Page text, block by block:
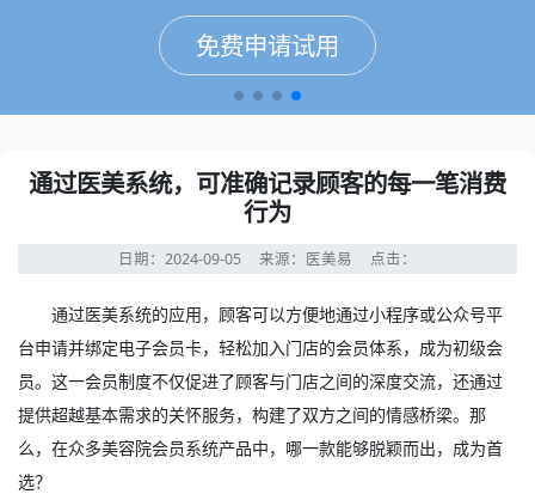
免费申请试用
免费申请试用
免费申请试用
免费申请试用
通过医美系统，可准确记录顾客的每一笔消费
行为
日期：2024-09-05 来源：医美易 点击：
通过医美系统的应用，顾客可以方便地通过小程序或公众号平
台申请并绑定电子会员卡，轻松加入门店的会员体系，成为初级会
员。这一会员制度不仅促进了顾客与门店之间的深度交流，还通过
提供超越基本需求的关怀服务，构建了双方之间的情感桥梁。那
么，在众多美容院会员系统产品中，哪一款能够脱颖而出，成为首
选？